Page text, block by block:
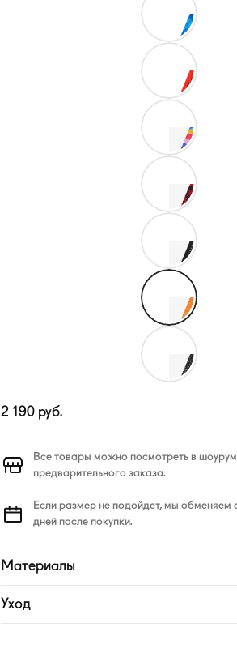
2 190 руб.
Все товары можно посмотреть в
предварительного заказа.
Если размер не подойдет, мы обменяем
дней после покупки.
Материалы
Развернуть
Уход
Развернуть